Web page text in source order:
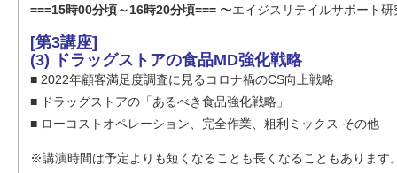
===15時00分頃～16時20分頃=== 〜エイジスリテイルサポート
[第3講座]
(3) ドラッグストアの食品MD強化戦略
■ 2022年顧客満足度調査に見るコロナ禍のCS向上戦略
■ ドラッグストアの「あるべき食品強化戦略」
■ ローコストオペレーション、完全作業、粗利ミックス その他
※講演時間は予定よりも短くなることも長くなることもあります